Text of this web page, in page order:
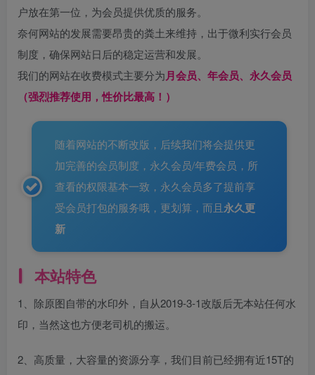
户放在第一位，为会员提供优质的服务。
奈何网站的发展需要昂贵的粪土来维持，出于微利实行会员
制度，确保网站日后的稳定运营和发展。
我们的网站在收费模式主要分为月会员、年会员、永久会员
（强烈推荐使用，性价比最高！）
随着网站的不断改版，后续我们将会提供更
加完善的会员制度，永久会员/年费会员，所
查看的权限基本一致，永久会员多了提前享
受会员打包的服务哦，更划算，而且永久更
新
本站特色
1、除原图自带的水印外，自从2019-3-1改版后无本站任何水
印，当然这也方便老司机的搬运。
2、高质量，大容量的资源分享，我们目前已经拥有近15T的